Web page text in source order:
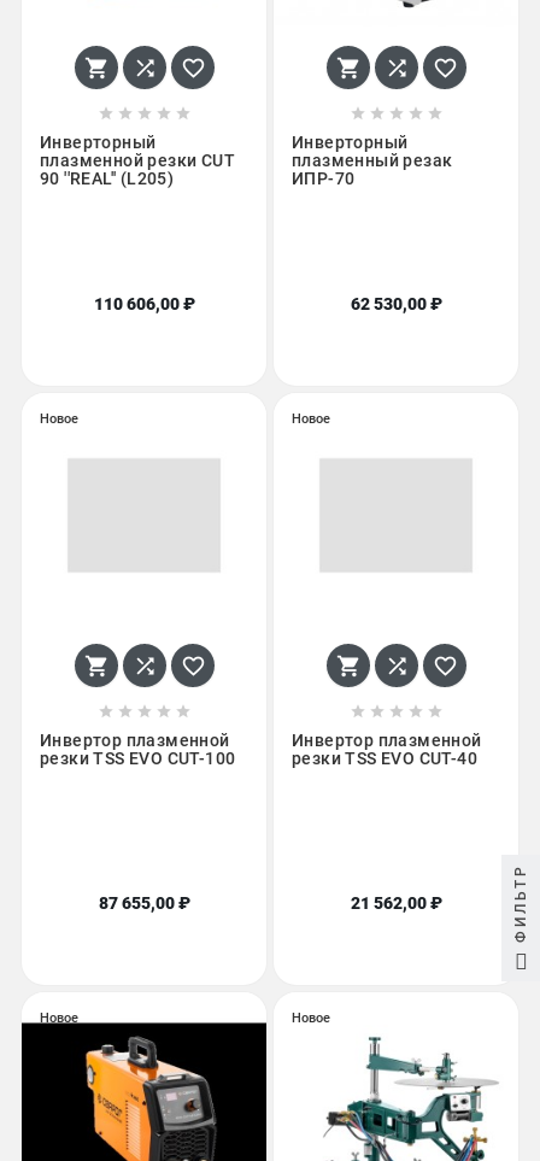
  
    
Инверторный
плазменной резки CUT
90 ''REAL'' (L205)
110 606,00 ₽
  
    
Инверторный
плазменный резак
ИПР-70
62 530,00 ₽
Новое
  
    
Инвертор плазменной
резки TSS EVO CUT-100
87 655,00 ₽
Новое
  
    
Инвертор плазменной
резки TSS EVO CUT-40
21 562,00 ₽
Новое Новое
ФИЛЬТР